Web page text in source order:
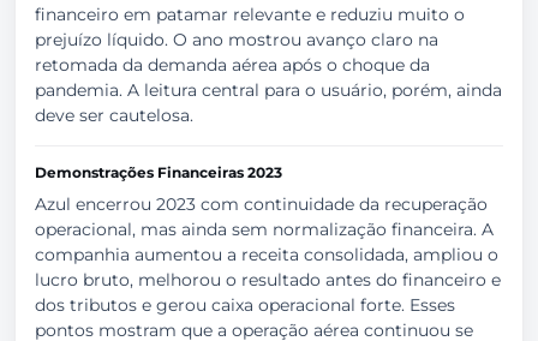
financeiro em patamar relevante e reduziu muito o
prejuízo líquido. O ano mostrou avanço claro na
retomada da demanda aérea após o choque da
pandemia. A leitura central para o usuário, porém, ainda
deve ser cautelosa.
Demonstrações Financeiras 2023
Azul encerrou 2023 com continuidade da recuperação
operacional, mas ainda sem normalização financeira. A
companhia aumentou a receita consolidada, ampliou o
lucro bruto, melhorou o resultado antes do financeiro e
dos tributos e gerou caixa operacional forte. Esses
pontos mostram que a operação aérea continuou se